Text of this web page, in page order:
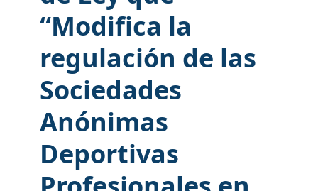
“Modifica la
regulación de las
Sociedades
Anónimas
Deportivas